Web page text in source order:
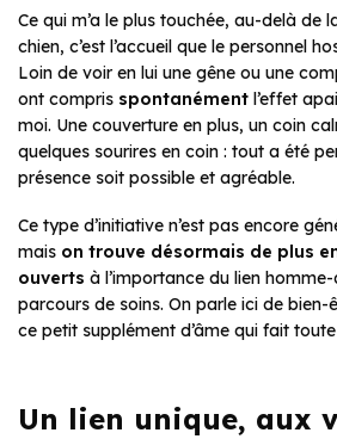
Ce qui m’a le plus touchée, au-delà de
chien, c’est l’accueil que le personnel
Loin de voir en lui une gêne ou une
ont compris spontanément l’effet
moi. Une couverture en plus, un coin
quelques sourires en coin : tout a été
présence soit possible et agréable.
Ce type d’initiative n’est pas encore
mais on trouve désormais de plus
ouverts à l’importance du lien
parcours de soins. On parle ici de bien-
ce petit supplément d’âme qui fait
Un lien unique, aux